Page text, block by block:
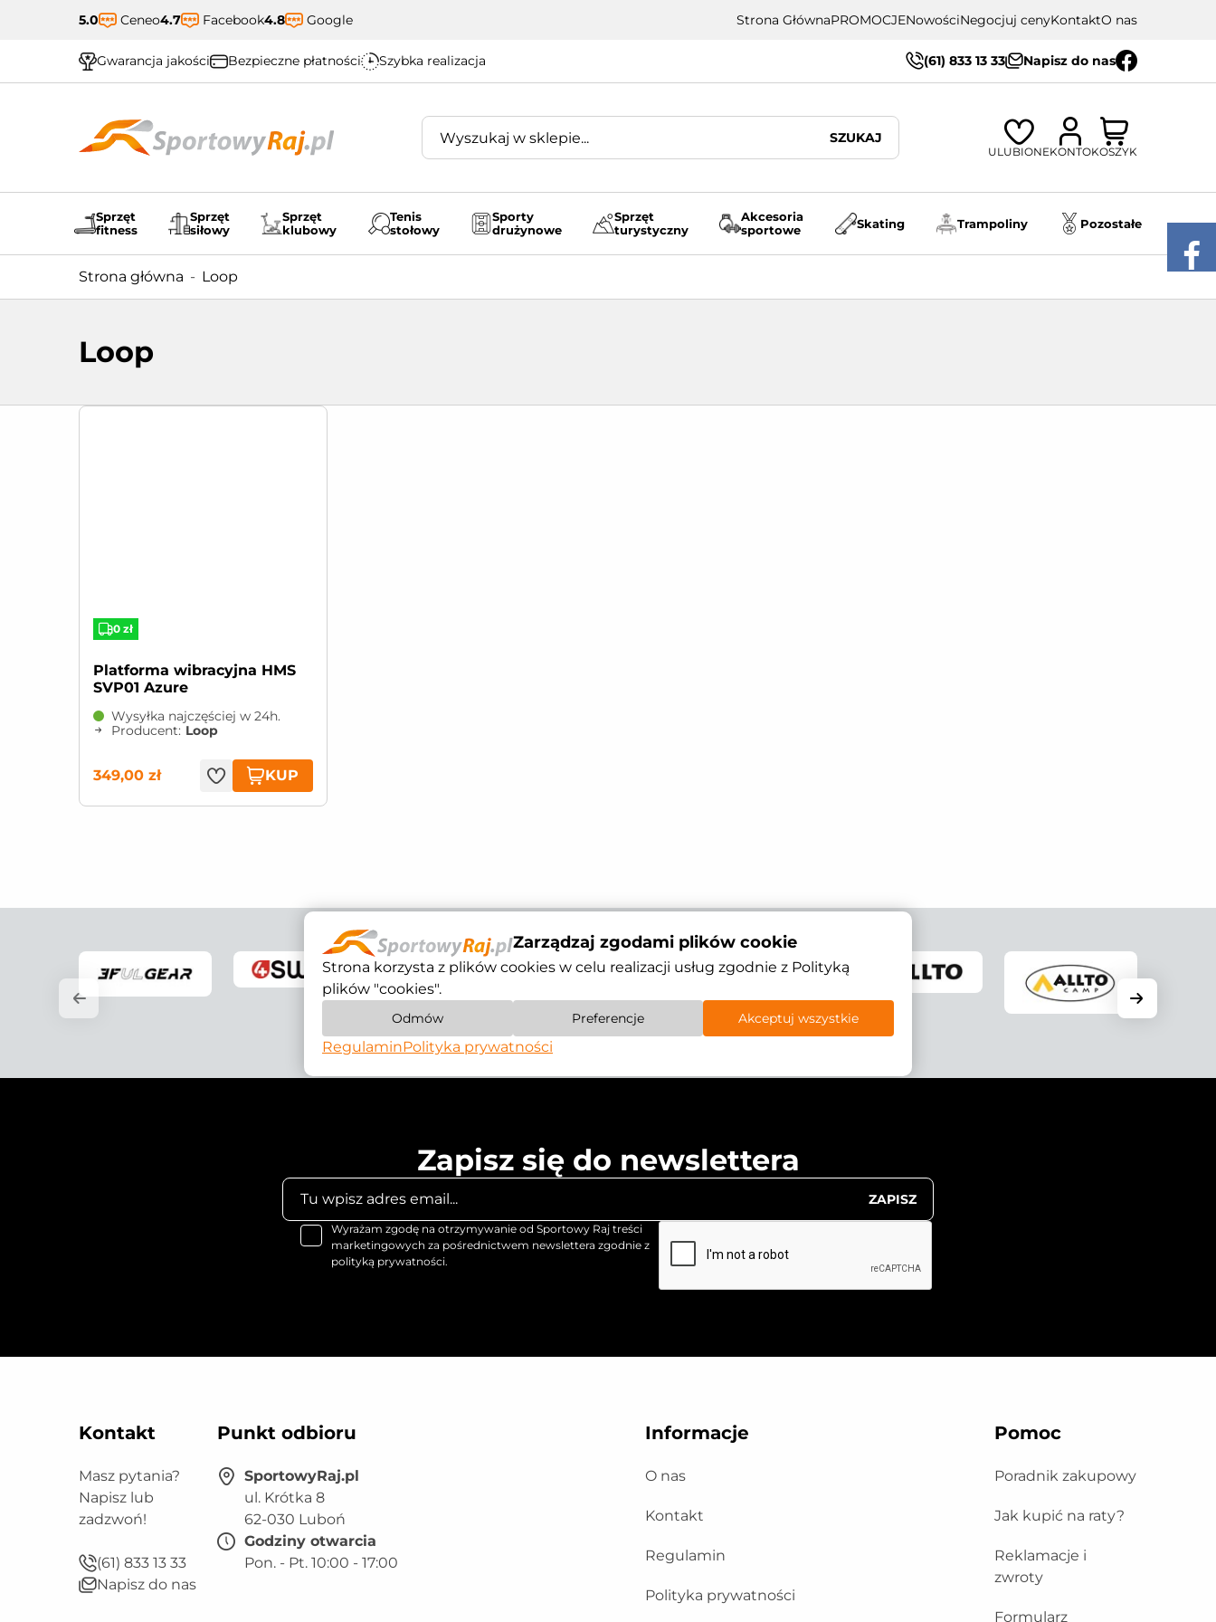
5.0 Ceneo4.7 Facebook4.8 Google Strona GłównaPROMOCJENowościNegocjuj cenyKontaktO nas
Gwarancja jakości Bezpieczne płatności Szybka realizacja (61) 833 13 33 Napisz do nas
SZUKAJ
ULUBIONEKONTOKOSZYK
Sprzęt
fitness
Sprzęt
siłowy
Sprzęt
klubowy
Tenis
stołowy
Sporty
drużynowe
Sprzęt
turystyczny
Akcesoria
sportowe
Skating Trampoliny Pozostałe
Strona główna Loop
Loop
0 zł
Platforma wibracyjna HMS
SVP01 Azure
Wysyłka najczęściej w 24h.
Producent: Loop
349,00 zł KUP
Zapisz się do newslettera
ZAPISZ
Wyrażam zgodę na otrzymywanie od Sportowy Raj treści
marketingowych za pośrednictwem newslettera zgodnie z
polityką prywatności.
Kontakt
Masz pytania?
Napisz lub
zadzwoń!
(61) 833 13 33
Napisz do nas
Punkt odbioru
SportowyRaj.pl
ul. Krótka 8
62-030 Luboń
Godziny otwarcia
Pon. - Pt. 10:00 - 17:00
Informacje
O nas
Kontakt
Regulamin
Polityka prywatności
Pomoc
Poradnik zakupowy
Jak kupić na raty?
Reklamacje i
zwroty
Formularz
Zarządzaj zgodami plików cookie
Strona korzysta z plików cookies w celu realizacji usług zgodnie z Polityką
plików "cookies".
Odmów Preferencje Akceptuj wszystkie
RegulaminPolityka prywatności